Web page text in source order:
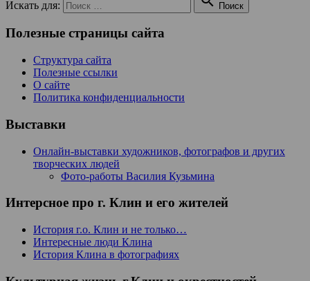
Искать для: Поиск
Полезные страницы сайта
Структура сайта
Полезные ссылки
О сайте
Политика конфиденциальности
Выставки
Онлайн-выставки художников, фотографов и других
творческих людей
Фото-работы Василия Кузьмина
Интерсное про г. Клин и его жителей
История г.о. Клин и не только…
Интересные люди Клина
История Клина в фотографиях